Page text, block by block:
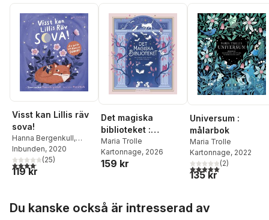
Visst kan Lillis räv
sova!
Hanna Bergenkull,
Maria Trolle
Inbunden, 2020
4,1utav 5 stjärnor. Totalt antal röster:
(25)
119 kr
Det magiska
biblioteket :
Målarbok
Maria Trolle
Kartonnage, 2026
159 kr
Universum :
målarbok
Maria Trolle
Kartonnage, 2022
5,0utav 5 stjärnor.
(2)
135 kr
Du kanske också är intresserad av